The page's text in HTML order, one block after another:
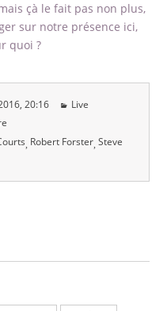
çà le fait pas non plus,
sur notre présence ici,
quoi ?
, 20:16
Live
Robert Forster Steve